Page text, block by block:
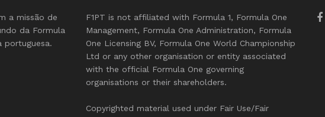
a missão de
da Formula
portuguesa.
F1PT is not affiliated with Formula 1, Formula One
Management, Formula One Administration, Formula
One Licensing BV, Formula One World Championship
Ltd or any other organisation or entity associated
with the official Formula One governing
organisations or their shareholders.
Copyrighted material used under Fair Use/Fair